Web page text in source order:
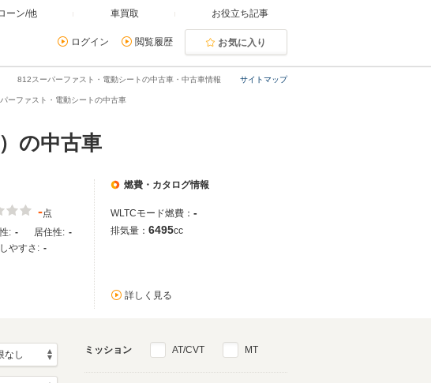
ーン/他 車買取 お役立ち記事
ログイン 閲覧履歴 お気に入り
サイトマップ
812スーパーファスト・電動シートの中古車・中古車情報
ーファスト・電動シートの中古車
の中古車
-点
: - 居住性: -
やすさ: -
燃費・カタログ情報
WLTCモード燃費： -
排気量： 6495cc
詳しく見る
ミッション AT/CVT MT